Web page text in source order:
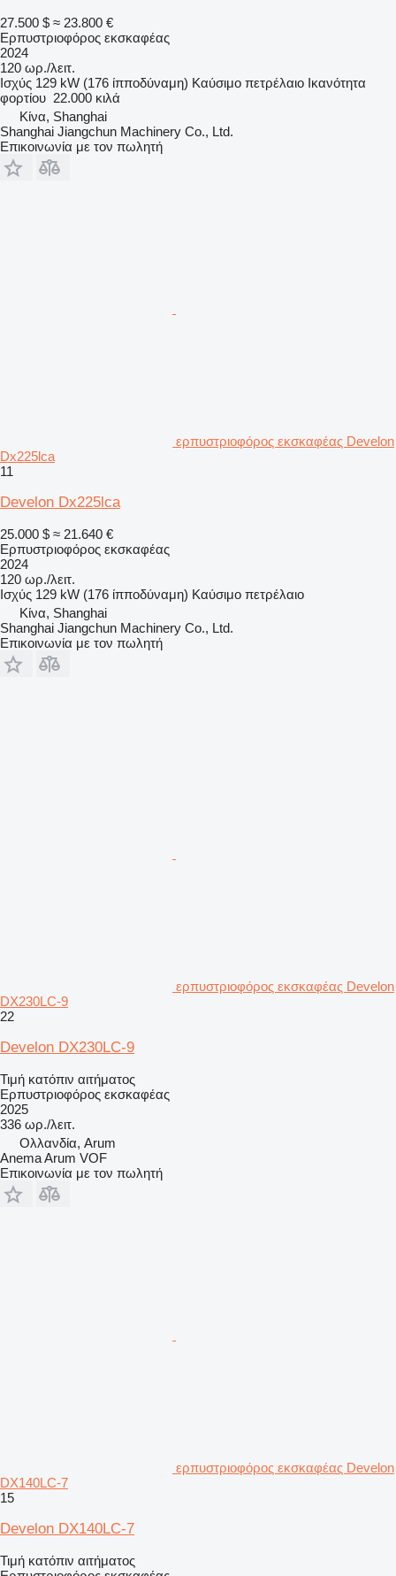
27.500 $ ≈ 23.800 €
Ερπυστριοφόρος εκσκαφέας
2024
120 ωρ./λειτ.
Ισχύς 129 kW (176 ίπποδύναμη) Καύσιμο πετρέλαιο Ικανότητα
φορτίου 22.000 κιλά
Κίνα, Shanghai
Shanghai Jiangchun Machinery Co., Ltd.
Επικοινωνία με τον πωλητή
ερπυστριοφόρος εκσκαφέας Develon
Dx225lca
11
Develon Dx225lca
25.000 $ ≈ 21.640 €
Ερπυστριοφόρος εκσκαφέας
2024
120 ωρ./λειτ.
Ισχύς 129 kW (176 ίπποδύναμη) Καύσιμο πετρέλαιο
Κίνα, Shanghai
Shanghai Jiangchun Machinery Co., Ltd.
Επικοινωνία με τον πωλητή
ερπυστριοφόρος εκσκαφέας Develon
DX230LC-9
22
Develon DX230LC-9
Τιμή κατόπιν αιτήματος
Ερπυστριοφόρος εκσκαφέας
2025
336 ωρ./λειτ.
Ολλανδία, Arum
Anema Arum VOF
Επικοινωνία με τον πωλητή
ερπυστριοφόρος εκσκαφέας Develon
DX140LC-7
15
Develon DX140LC-7
Τιμή κατόπιν αιτήματος